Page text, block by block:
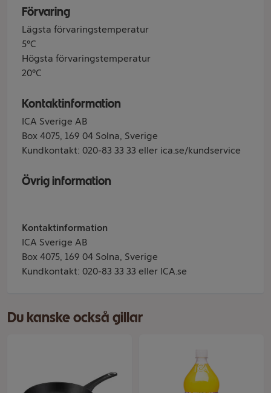
Förvaring
Lägsta förvaringstemperatur
5°C
Högsta förvaringstemperatur
20°C
Kontaktinformation
ICA Sverige AB
Box 4075, 169 04 Solna, Sverige
Kundkontakt: 020-83 33 33 eller ica.se/kundservice
Övrig information
Kontaktinformation
ICA Sverige AB
Box 4075, 169 04 Solna, Sverige
Kundkontakt: 020-83 33 33 eller ICA.se
Du kanske också gillar